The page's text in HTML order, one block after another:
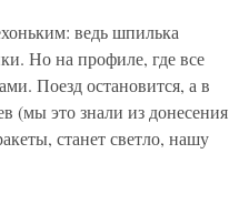
ведь шпилька
Но на профиле, где все
Поезд остановится, а в
(мы это знали из донесения
станет светло, нашу